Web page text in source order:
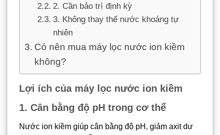
2. Cần bảo trì định kỳ
3. Không thay thế nước khoáng tự
nhiên
Có nên mua máy lọc nước ion kiềm
không?
Lợi ích của máy lọc nước ion kiềm
1. Cân bằng độ pH trong cơ thể
Nước ion kiềm giúp cân bằng độ pH, giảm axit dư